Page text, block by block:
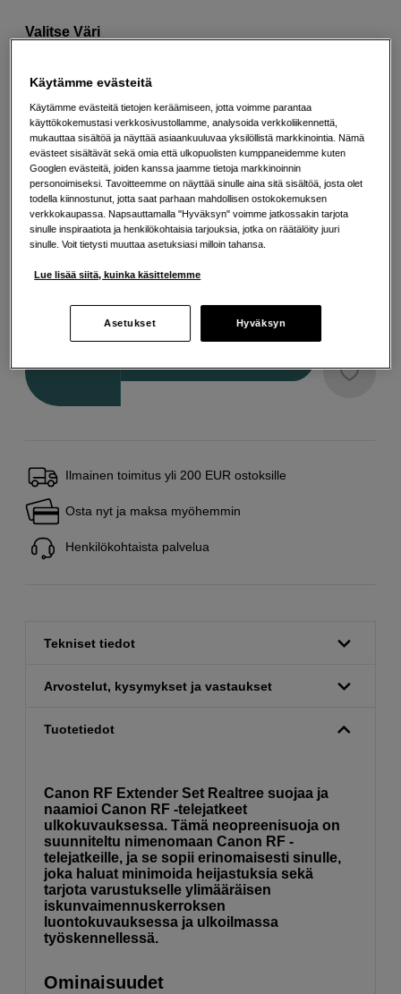
Valitse Väri
Forest Green Musta Realtree Edge
Realtree Max 5
EUR
Maksa heti tai jaa useampaan osamaksuun
Ilmainen toimitus yli 200 EUR ostoksille
Osta nyt ja maksa myöhemmin
Henkilökohtaista palvelua
Tekniset tiedot
Arvostelut, kysymykset ja vastaukset
Tuotetiedot
Canon RF Extender Set Realtree suojaa ja
naamioi Canon RF -telejatkeet
ulkokuvauksessa. Tämä neopreenisuoja on
suunniteltu nimenomaan Canon RF -
telejatkeille, ja se sopii erinomaisesti sinulle,
joka haluat minimoida heijastuksia sekä
tarjota varustukselle ylimääräisen
iskunvaimennuskerroksen
luontokuvauksessa ja ulkoilmassa
työskennellessä.
Ominaisuudet
Käytämme evästeitä
Käytämme evästeitä tietojen keräämiseen, jotta voimme parantaa
käyttökokemustasi verkkosivustollamme, analysoida verkkoliikennettä,
mukauttaa sisältöä ja näyttää asiaankuuluvaa yksilöllistä markkinointia. Nämä
evästeet sisältävät sekä omia että ulkopuolisten kumppaneidemme kuten
Googlen evästeitä, joiden kanssa jaamme tietoja markkinoinnin
personoimiseksi. Tavoitteemme on näyttää sinulle aina sitä sisältöä, josta olet
todella kiinnostunut, jotta saat parhaan mahdollisen ostokokemuksen
verkkokaupassa. Napsauttamalla "Hyväksyn" voimme jatkossakin tarjota
sinulle inspiraatiota ja henkilökohtaisia tarjouksia, jotka on räätälöity juuri
sinulle. Voit tietysti muuttaa asetuksiasi milloin tahansa.
Lue lisää siitä, kuinka käsittelemme
Asetukset Hyväksyn